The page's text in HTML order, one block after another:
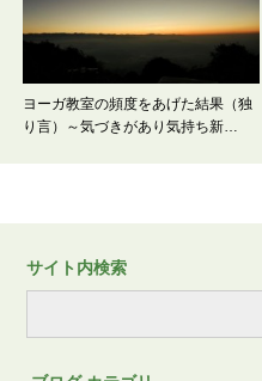
ヨーガ教室の頻度をあげた結果（独
り言）～気づきがあり気持ち新…
サイト内検索